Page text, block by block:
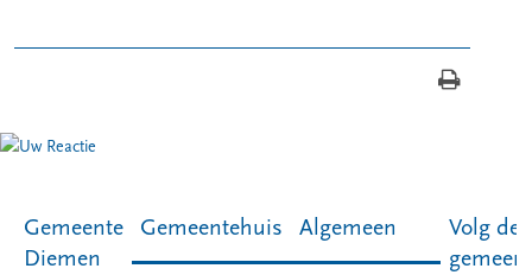
Gemeente
Diemen
Gemeentehuis Algemeen
Volg de